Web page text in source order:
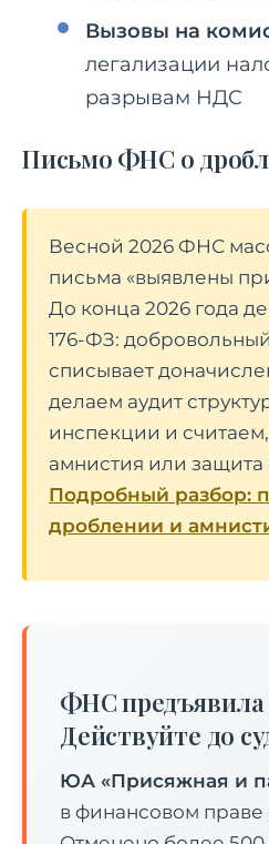
Вызовы на
легализации
разрывам НДС
Письмо ФНС о
Весной 2026 ФНС
письма «выявлены
До конца 2026 года
176-ФЗ:
списывает
делаем аудит
инспекции и
амнистия или
Подробный разбор:
дроблении и
ФНС предъявила
Действуйте до
ЮА «Присяжная и
в финансовом